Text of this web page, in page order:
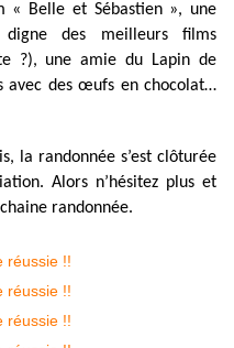
Belle et Sébastien », une
des meilleurs films
?), une amie du Lapin de
avec des œufs en chocolat…
la randonnée s’est clôturée
Alors n’hésitez plus et
randonnée.